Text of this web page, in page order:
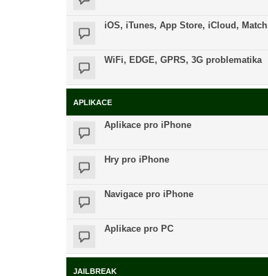
iOS, iTunes, App Store, iCloud, Match
WiFi, EDGE, GPRS, 3G problematika
APLIKACE
Aplikace pro iPhone
Hry pro iPhone
Navigace pro iPhone
Aplikace pro PC
JAILBREAK